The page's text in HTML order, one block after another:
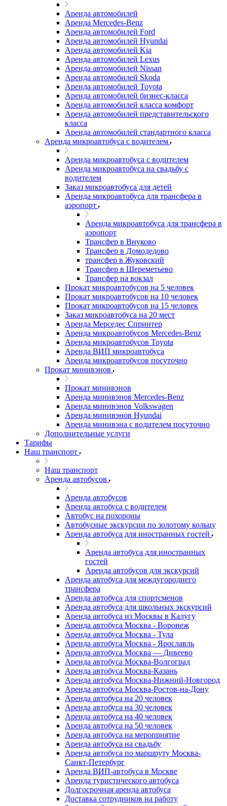
Аренда автомобилей
Аренда Mercedes-Benz
Аренда автомобилей Ford
Аренда автомобилей Hyundai
Аренда автомобилей Kia
Аренда автомобилей Lexus
Аренда автомобилей Nissan
Аренда автомобилей Skoda
Аренда автомобилей Toyota
Аренда автомобилей бизнес-класса
Аренда автомобилей класса комфорт
Аренда автомобилей представительского
класса
Аренда автомобилей стандартного класса
Аренда микроавтобуса с водителем
Аренда микроавтобуса с водителем
Аренда микроавтобуса на свадьбу с
водителем
Заказ микроавтобуса для детей
Аренда микроавтобуса для трансфера в
аэропорт
Аренда микроавтобуса для трансфера в
аэропорт
Трансфер в Внуково
Трансфер в Домодедово
трансфер в Жуковский
Трансфер в Шереметьево
Трансфер на вокзал
Прокат микроавтобусов на 5 человек
Прокат микроавтобусов на 10 человек
Прокат микроавтобусов на 15 человек
Заказ микроавтобуса на 20 мест
Аренда Мерседес Спринтер
Аренда микроавтобусов Mercedes-Benz
Аренда микроавтобусов Toyota
Аренда ВИП микроавтобуса
Аренда микроавтобусов посуточно
Прокат минивэнов
Прокат минивэнов
Аренда минивэнов Mercedes-Benz
Аренда минивэнов Volkswagen
Аренда минивэнов Hyundai
Аренда минивэна с водителем посуточно
Дополнительные услуги
Тарифы
Наш транспорт
Наш транспорт
Аренда автобусов
Аренда автобусов
Аренда автобуса с водителем
Автобус на похороны
Автобусные экскурсии по золотому кольцу
Аренда автобуса для иностранных гостей
Аренда автобуса для иностранных
гостей
Аренда автобусов для экскурсий
Аренда автобуса для междугороднего
трансфера
Аренда автобуса для спортсменов
Аренда автобуса для школьных экскурсий
Аренда автобуса из Москвы в Калугу
Аренда автобуса Москва - Воронеж
Аренда автобуса Москва - Тула
Аренда автобуса Москва - Ярославль
Аренда автобуса Москва — Дивеево
Аренда автобуса Москва-Волгоград
Аренда автобуса Москва-Казань
Аренда автобуса Москва-Нижний-Новгород
Аренда автобуса Москва-Ростов-на-Дону
Аренда автобуса на 20 человек
Аренда автобуса на 30 человек
Аренда автобуса на 40 человек
Аренда автобуса на 50 человек
Аренда автобуса на мероприятие
Аренда автобуса на свадьбу
Аренда автобуса по маршруту Москва-
Санкт-Петербург
Аренда ВИП-автобуса в Москве
Аренда туристического автобуса
Долгосрочная аренда автобуса
Доставка сотрудников на работу